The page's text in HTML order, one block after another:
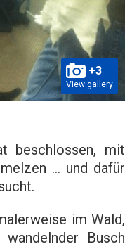
+3
View gallery
beschlossen, mit
… und dafür
im Wald,
Busch